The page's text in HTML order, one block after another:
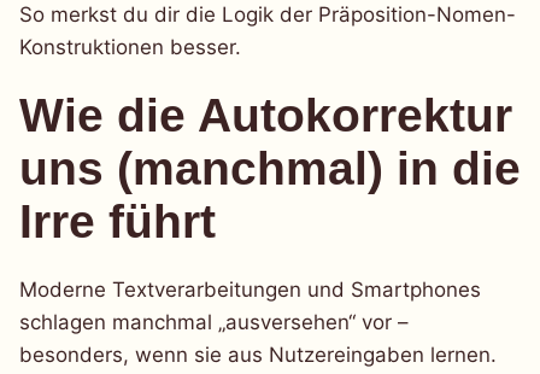
So merkst du dir die Logik der Präposition-Nomen-
Konstruktionen besser.
Wie die Autokorrektur
uns (manchmal) in die
Irre führt
Moderne Textverarbeitungen und Smartphones
schlagen manchmal „ausversehen“ vor –
besonders, wenn sie aus Nutzereingaben lernen.